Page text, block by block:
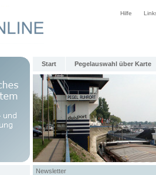
Hilfe
Start Pegelauswahl über Karte
Newsletter